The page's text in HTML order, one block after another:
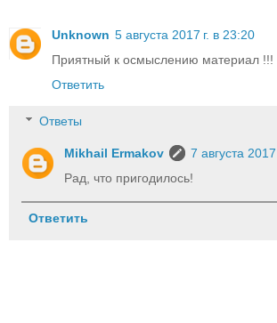
Unknown 5 августа 2017 г. в 23:20
Приятный к осмыслению материал !!!
Ответить
Ответы
Mikhail Ermakov
7 августа
Рад, что пригодилось!
Ответить